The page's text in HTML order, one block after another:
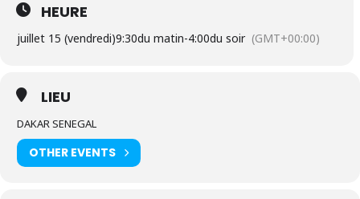
HEURE
juillet 15 (vendredi)9:30du matin-4:00du soir (GMT+00:00)
LIEU
DAKAR SENEGAL
OTHER EVENTS